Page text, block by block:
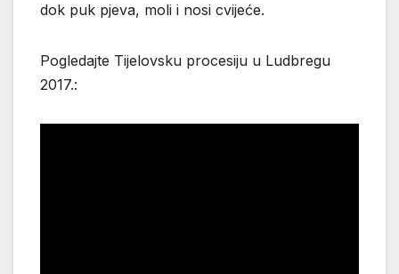
dok puk pjeva, moli i nosi cvijeće.
Pogledajte Tijelovsku procesiju u Ludbregu
2017.: